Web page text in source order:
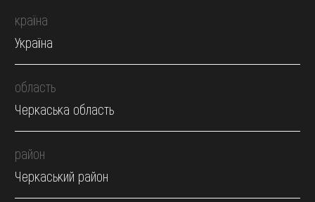
країна
Україна
область
Черкаська область
район
Черкаський район